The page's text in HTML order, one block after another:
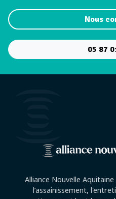
Nous
05 87
Alliance Nouvelle
l’assainissement,